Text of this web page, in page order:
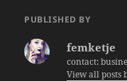
e er
PUBLISHED BY
femketje
contact:
View all posts